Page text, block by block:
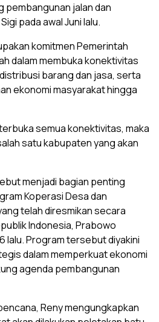
jalan dan
pada awal Juni lalu.
komitmen Pemerintah
dalam membuka konektivitas
barang dan jasa, serta
ekonomi masyarakat hingga
semua konektivitas, maka
satu kabupaten yang akan
menjadi bagian penting
Koperasi Desa dan
telah diresmikan secara
Indonesia, Prabowo
lalu. Program tersebut diyakini
dalam memperkuat ekonomi
agenda pembangunan
Reny mengungkapkan